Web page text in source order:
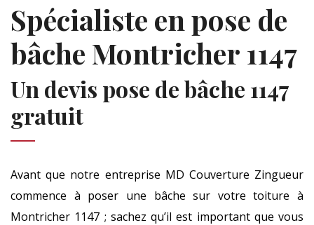
Spécialiste en pose de
bâche Montricher 1147
Un devis pose de bâche 1147
gratuit
Avant que notre entreprise MD Couverture Zingueur
commence à poser une bâche sur votre toiture à
Montricher 1147 ; sachez qu’il est important que vous